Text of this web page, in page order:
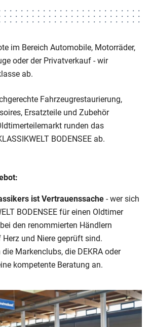
im Bereich Automobile, Motorräder,
oder der Privatverkauf - wir
ab.
Fahrzeugrestaurierung,
Ersatzteile und Zubehör
runden das
BODENSEE ab.
ist Vertrauenssache - wer sich
BODENSEE für einen Oldtimer
den renommierten Händlern
Herz und Niere geprüft sind.
Markenclubs, die DEKRA oder
kompetente Beratung an.